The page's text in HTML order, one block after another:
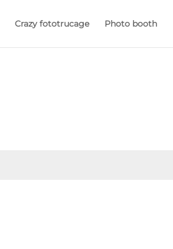
Crazy fototrucage Photo booth